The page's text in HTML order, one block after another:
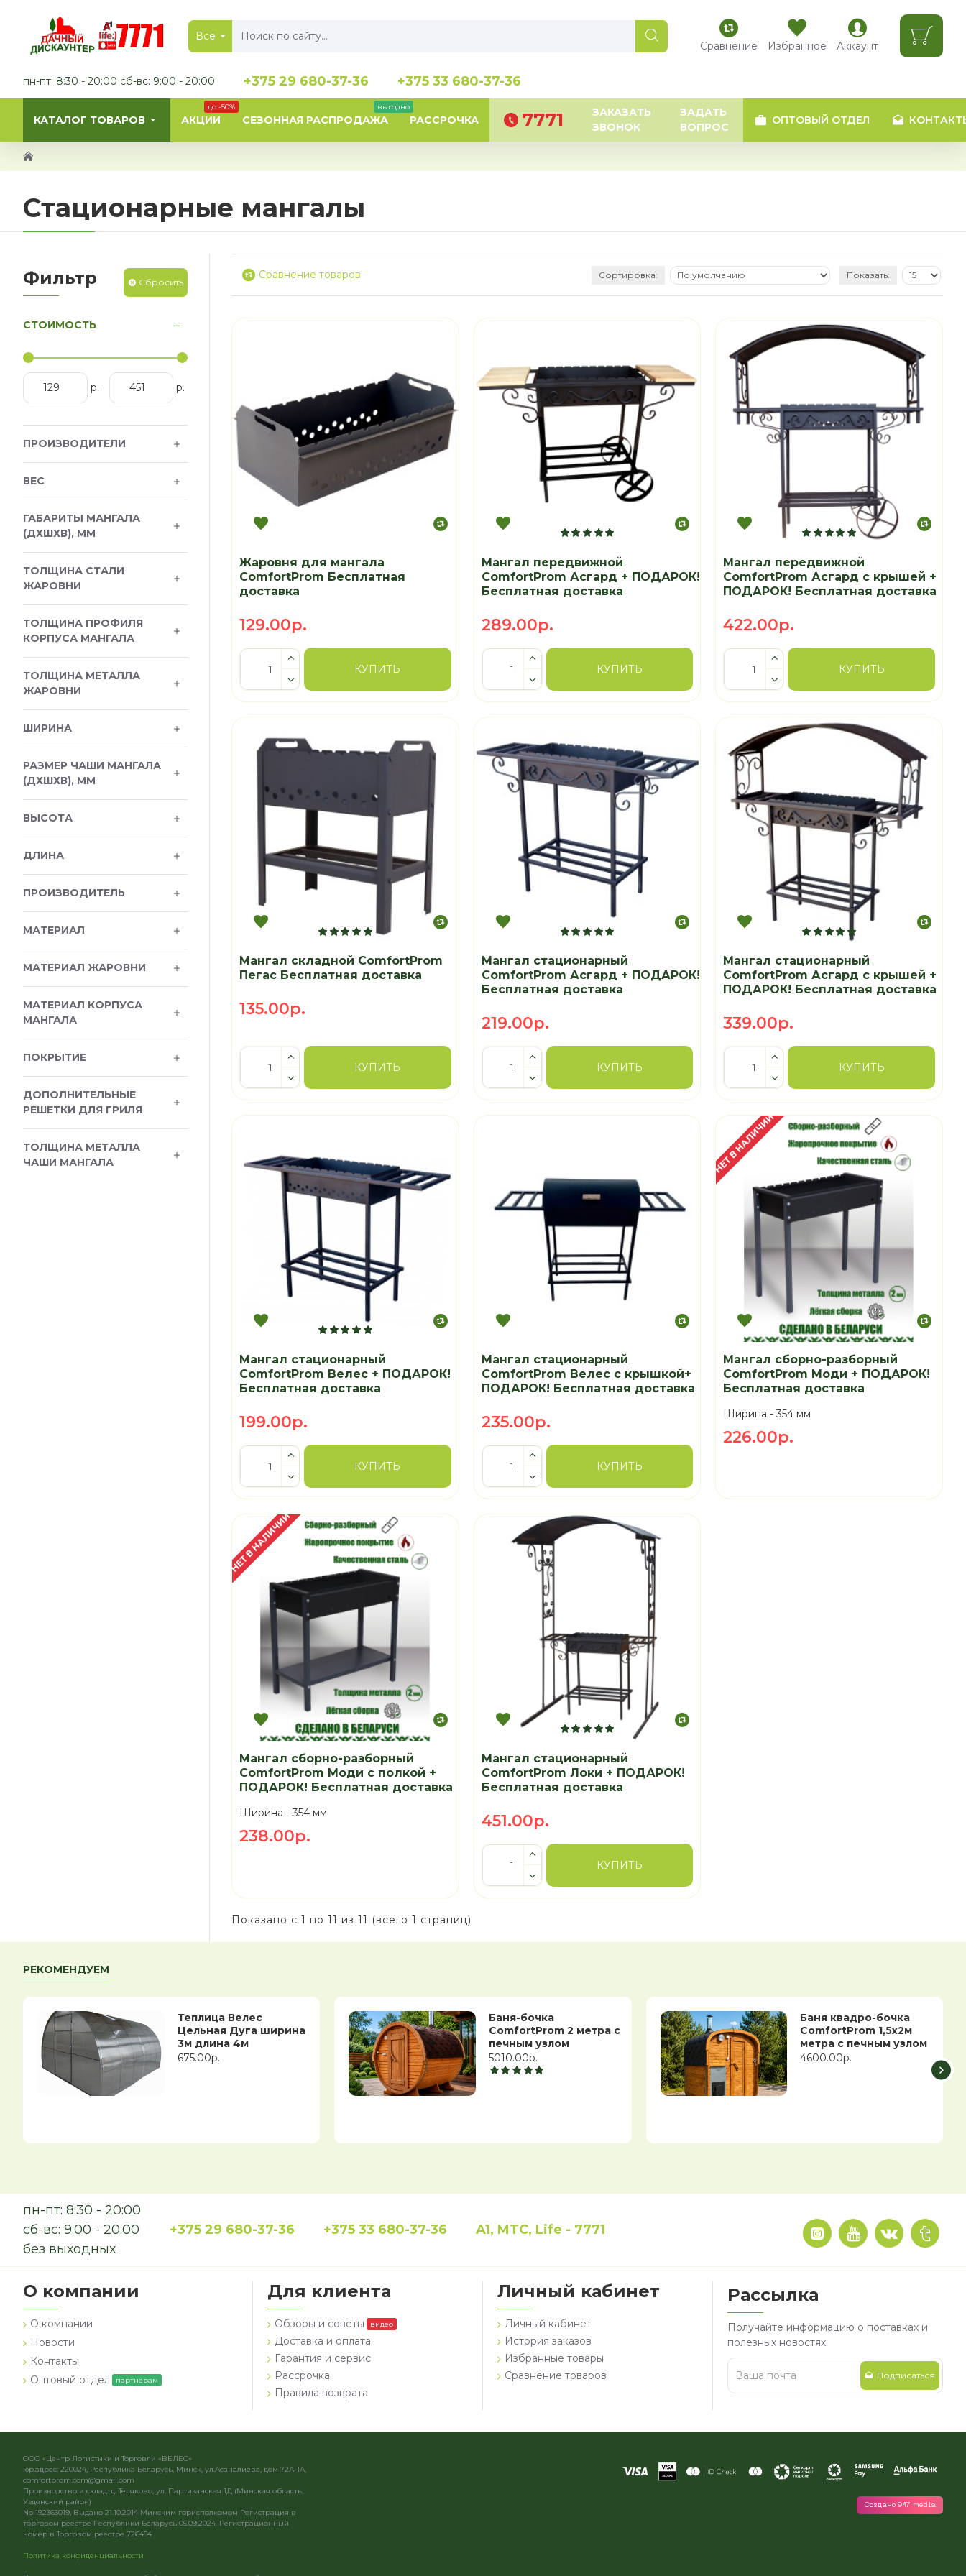
Все
Сравнение Избранное Аккаунт
пн-пт: 8:30 - 20:00 сб-вс: 9:00 - 20:00 +375 29 680-37-36 +375 33 680-37-36
КАТАЛОГ ТОВАРОВ АКЦИИ
до -50%
СЕЗОННАЯ РАСПРОДАЖА
выгодно
РАССРОЧКА 7771
ЗАКАЗАТЬ
ЗВОНОК
ЗАДАТЬ
ВОПРОС
ОПТОВЫЙ ОТДЕЛ
Стационарные мангалы
Фильтр Сбросить
СТОИМОСТЬ
р. р.
ПРОИЗВОДИТЕЛИ
ВЕС
ГАБАРИТЫ МАНГАЛА
(ДХШХВ), ММ
ТОЛЩИНА СТАЛИ
ЖАРОВНИ
ТОЛЩИНА ПРОФИЛЯ
КОРПУСА МАНГАЛА
ТОЛЩИНА МЕТАЛЛА
ЖАРОВНИ
ШИРИНА
РАЗМЕР ЧАШИ МАНГАЛА
(ДХШХВ), ММ
ВЫСОТА
ДЛИНА
ПРОИЗВОДИТЕЛЬ
МАТЕРИАЛ
МАТЕРИАЛ ЖАРОВНИ
МАТЕРИАЛ КОРПУСА
МАНГАЛА
ПОКРЫТИЕ
ДОПОЛНИТЕЛЬНЫЕ
РЕШЕТКИ ДЛЯ ГРИЛЯ
ТОЛЩИНА МЕТАЛЛА
ЧАШИ МАНГАЛА
Сравнение товаров Сортировка: Показать:
Жаровня для мангала
ComfortProm Бесплатная
доставка
129.00р.
КУПИТЬ
Мангал передвижной
ComfortProm Асгард + ПОДАРОК!
Бесплатная доставка
289.00р.
КУПИТЬ
Мангал передвижной
ComfortProm Асгард с крышей +
ПОДАРОК! Бесплатная доставка
422.00р.
КУПИТЬ
Мангал складной ComfortProm
Пегас Бесплатная доставка
135.00р.
КУПИТЬ
Мангал стационарный
ComfortProm Асгард + ПОДАРОК!
Бесплатная доставка
219.00р.
КУПИТЬ
Мангал стационарный
ComfortProm Асгард с крышей +
ПОДАРОК! Бесплатная доставка
339.00р.
КУПИТЬ
Мангал стационарный
ComfortProm Велес + ПОДАРОК!
Бесплатная доставка
199.00р.
КУПИТЬ
Мангал стационарный
ComfortProm Велес с крышкой+
ПОДАРОК! Бесплатная доставка
235.00р.
КУПИТЬ
НЕТ В НАЛИЧИИ
Мангал сборно-разборный
ComfortProm Моди + ПОДАРОК!
Бесплатная доставка
Ширина - 354 мм
226.00р.
НЕТ В НАЛИЧИИ
Мангал сборно-разборный
ComfortProm Моди с полкой +
ПОДАРОК! Бесплатная доставка
Ширина - 354 мм
238.00р.
Мангал стационарный
ComfortProm Локи + ПОДАРОК!
Бесплатная доставка
451.00р.
КУПИТЬ
Показано с 1 по 11 из 11 (всего 1 страниц)
РЕКОМЕНДУЕМ
Теплица Велес
Цельная Дуга ширина
3м длина 4м
675.00р.
Баня-бочка
ComfortProm 2 метра с
печным узлом
5010.00р.
Баня квадро-бочка
ComfortProm 1,5х2м
метра с печным узлом
4600.00р.
пн-пт: 8:30 - 20:00
сб-вс: 9:00 - 20:00
без выходных
+375 29 680-37-36 +375 33 680-37-36 A1, MTC, Life - 7771
О компании
О компании
Новости
Контакты
Оптовый отдел
партнерам
Для клиента
Обзоры и советы видео
Доставка и оплата
Гарантия и сервис
Рассрочка
Правила возврата
Личный кабинет
Личный кабинет
История заказов
Избранные товары
Сравнение товаров
Рассылка
Получайте информацию о поставках и
полезных новостях
Подписаться
ООО «Центр Логистики и Торговли «ВЕЛЕС»
юр.адрес: 220024, Республика Беларусь, Минск, ул.Асаналиева, дом 72А-1А,
comfortprom.com@gmail.com
Производство и склад: д. Теляково, ул. Партизанская 1Д (Минская область,
Узденский район)
No 192363019, Выдано 21.10.2014 Минским горисполкомом Регистрация в
торговом реестре Республики Беларусь 05.09.2024. Регистрационный
номер в Торговом реестре 726454
Политика конфиденциальности
Создано 917 media